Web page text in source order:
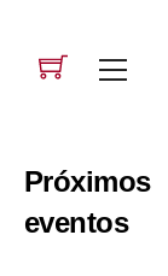
Próximos
eventos